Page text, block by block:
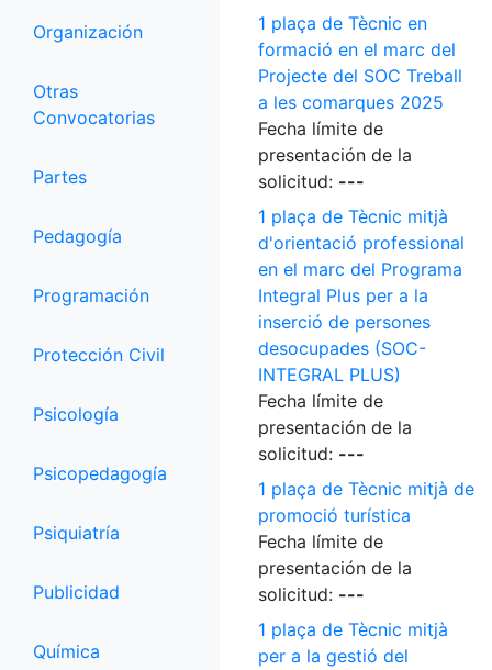
Organización
Otras
Convocatorias
Partes
Pedagogía
Programación
Protección Civil
Psicología
Psicopedagogía
Psiquiatría
Publicidad
Química
1 plaça de Tècnic en
formació en el marc del
Projecte del SOC Treball
a les comarques 2025
Fecha límite de
presentación de la
solicitud: ---
1 plaça de Tècnic mitjà
d'orientació professional
en el marc del Programa
Integral Plus per a la
inserció de persones
desocupades (SOC-
INTEGRAL PLUS)
Fecha límite de
presentación de la
solicitud: ---
1 plaça de Tècnic mitjà de
promoció turística
Fecha límite de
presentación de la
solicitud: ---
1 plaça de Tècnic mitjà
per a la gestió del